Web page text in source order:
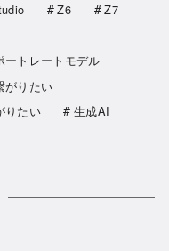
Z6
Z7
ートレートモデル
がりたい
りたい 生成AI